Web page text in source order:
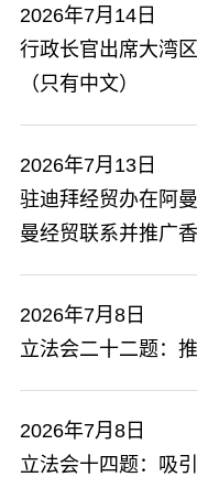
2026年7月14日
行政长官出席大湾
（只有中文）
2026年7月13日
驻迪拜经贸办在阿
曼经贸联系并推广
2026年7月8日
立法会二十二题：
2026年7月8日
立法会十四题：吸